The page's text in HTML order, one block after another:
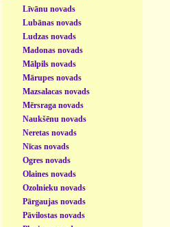
Līvānu novads
Lubānas novads
Ludzas novads
Madonas novads
Mālpils novads
Mārupes novads
Mazsalacas novads
Mērsraga novads
Naukšēnu novads
Neretas novads
Nīcas novads
Ogres novads
Olaines novads
Ozolnieku novads
Pārgaujas novads
Pāvilostas novads